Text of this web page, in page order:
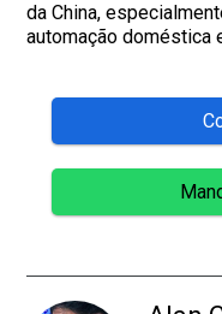
da China,
automação doméstica